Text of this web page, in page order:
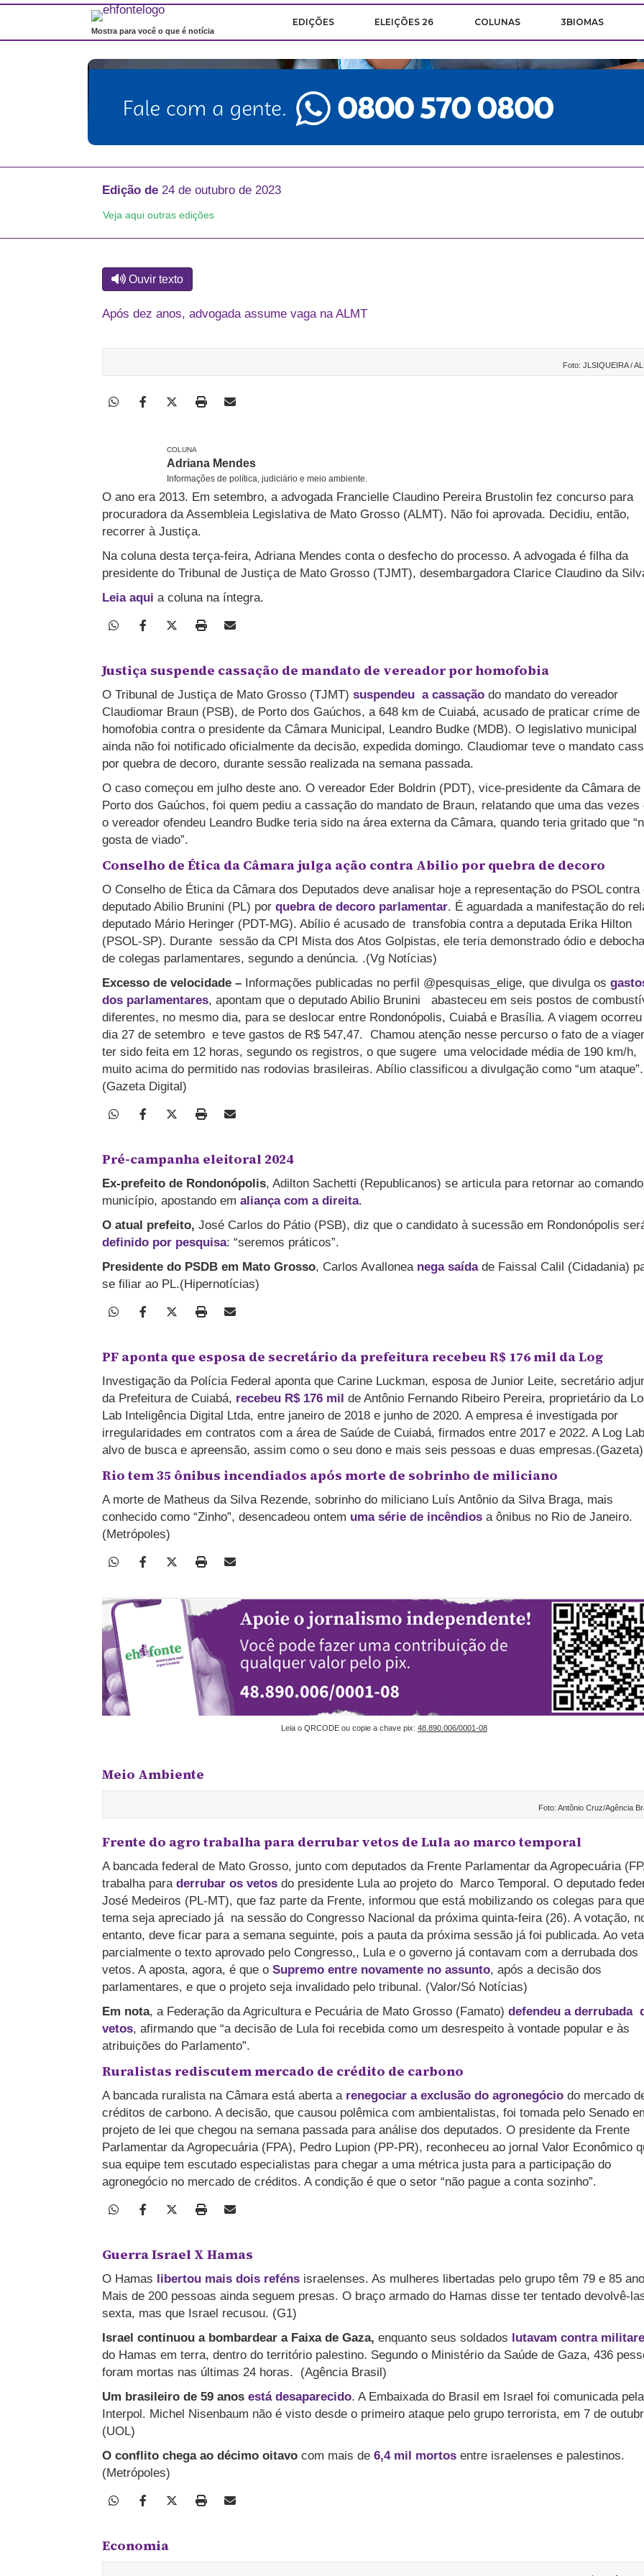
Mostra para você o que é notícia
EDIÇÕES ELEIÇÕES 26 COLUNAS 3BIOMAS
Edição de 24 de outubro de 2023
Veja aqui outras edições
Ouvir texto
Após dez anos, advogada assume vaga na ALMT
Foto: JLSIQUEIRA /
COLUNA
Adriana Mendes
Informações de política, judiciário e meio ambiente.
O ano era 2013. Em setembro, a advogada Francielle Claudino Pereira Brustolin fez concurso para
procuradora da Assembleia Legislativa de Mato Grosso (ALMT). Não foi aprovada. Decidiu, então,
recorrer à Justiça.
Na coluna desta terça-feira, Adriana Mendes conta o desfecho do processo. A advogada é filha da
presidente do Tribunal de Justiça de Mato Grosso (TJMT), desembargadora Clarice Claudino da
Leia aqui a coluna na íntegra.
Justiça suspende cassação de mandato de vereador por homofobia
O Tribunal de Justiça de Mato Grosso (TJMT) suspendeu a cassação do mandato do vereador
Claudiomar Braun (PSB), de Porto dos Gaúchos, a 648 km de Cuiabá, acusado de praticar crime de
homofobia contra o presidente da Câmara Municipal, Leandro Budke (MDB). O legislativo municipal
ainda não foi notificado oficialmente da decisão, expedida domingo. Claudiomar teve o mandato
por quebra de decoro, durante sessão realizada na semana passada.
O caso começou em julho deste ano. O vereador Eder Boldrin (PDT), vice-presidente da Câmara de
Porto dos Gaúchos, foi quem pediu a cassação do mandato de Braun, relatando que uma das vezes
o vereador ofendeu Leandro Budke teria sido na área externa da Câmara, quando teria gritado que
gosta de viado”.
Conselho de Ética da Câmara julga ação contra Abilio por quebra de decoro
O Conselho de Ética da Câmara dos Deputados deve analisar hoje a representação do PSOL contra
deputado Abilio Brunini (PL) por quebra de decoro parlamentar. É aguardada a manifestação do
deputado Mário Heringer (PDT-MG). Abílio é acusado de transfobia contra a deputada Erika Hilton
(PSOL-SP). Durante sessão da CPI Mista dos Atos Golpistas, ele teria demonstrado ódio e
de colegas parlamentares, segundo a denúncia. .(Vg Notícias)
Excesso de velocidade – Informações publicadas no perfil @pesquisas_elige, que divulga os
dos parlamentares, apontam que o deputado Abilio Brunini abasteceu em seis postos de
diferentes, no mesmo dia, para se deslocar entre Rondonópolis, Cuiabá e Brasília. A viagem
dia 27 de setembro e teve gastos de R$ 547,47. Chamou atenção nesse percurso o fato de a
ter sido feita em 12 horas, segundo os registros, o que sugere uma velocidade média de 190 km/h,
muito acima do permitido nas rodovias brasileiras. Abílio classificou a divulgação como “um ataque”.
(Gazeta Digital)
Pré-campanha eleitoral 2024
Ex-prefeito de Rondonópolis, Adilton Sachetti (Republicanos) se articula para retornar ao
município, apostando em aliança com a direita.
O atual prefeito, José Carlos do Pátio (PSB), diz que o candidato à sucessão em Rondonópolis
definido por pesquisa: “seremos práticos”.
Presidente do PSDB em Mato Grosso, Carlos Avallonea nega saídade Faissal Calil (Cidadania)
se filiar ao PL.(Hipernotícias)
PF aponta que esposa de secretário da prefeitura recebeu R$ 176 mil da Log
Investigação da Polícia Federal aponta que Carine Luckman, esposa de Junior Leite, secretário
da Prefeitura de Cuiabá, recebeu R$ 176 mil de Antônio Fernando Ribeiro Pereira, proprietário da
Lab Inteligência Digital Ltda, entre janeiro de 2018 e junho de 2020. A empresa é investigada por
irregularidades em contratos com a área de Saúde de Cuiabá, firmados entre 2017 e 2022. A Log
alvo de busca e apreensão, assim como o seu dono e mais seis pessoas e duas empresas.(Gazeta)
Rio tem 35 ônibus incendiados após morte de sobrinho de miliciano
A morte de Matheus da Silva Rezende, sobrinho do miliciano Luís Antônio da Silva Braga, mais
conhecido como “Zinho”, desencadeou ontem uma série de incêndios a ônibus no Rio de Janeiro.
(Metrópoles)
Leia o QRCODE ou copie a chave pix: 48.890.006/0001-08
Meio Ambiente
Foto: Antônio Cruz/Agência
Frente do agro trabalha para derrubar vetos de Lula ao marco temporal
A bancada federal de Mato Grosso, junto com deputados da Frente Parlamentar da Agropecuária
trabalha para derrubar os vetos do presidente Lula ao projeto do Marco Temporal. O deputado
José Medeiros (PL-MT), que faz parte da Frente, informou que está mobilizando os colegas para
tema seja apreciado já na sessão do Congresso Nacional da próxima quinta-feira (26). A votação,
entanto, deve ficar para a semana seguinte, pois a pauta da próxima sessão já foi publicada. Ao
parcialmente o texto aprovado pelo Congresso,, Lula e o governo já contavam com a derrubada dos
vetos. A aposta, agora, é que o Supremo entre novamente no assunto, após a decisão dos
parlamentares, e que o projeto seja invalidado pelo tribunal. (Valor/Só Notícias)
Em nota, a Federação da Agricultura e Pecuária de Mato Grosso (Famato) defendeu a derrubada
vetos, afirmando que “a decisão de Lula foi recebida como um desrespeito à vontade popular e às
atribuições do Parlamento”.
Ruralistas rediscutem mercado de crédito de carbono
A bancada ruralista na Câmara está aberta a renegociar a exclusão do agronegócio do mercado
créditos de carbono. A decisão, que causou polêmica com ambientalistas, foi tomada pelo Senado
projeto de lei que chegou na semana passada para análise dos deputados. O presidente da Frente
Parlamentar da Agropecuária (FPA), Pedro Lupion (PP-PR), reconheceu ao jornal Valor Econômico
sua equipe tem escutado especialistas para chegar a uma métrica justa para a participação do
agronegócio no mercado de créditos. A condição é que o setor “não pague a conta sozinho”.
Guerra Israel X Hamas
O Hamas libertou mais dois reféns israelenses. As mulheres libertadas pelo grupo têm 79 e 85
Mais de 200 pessoas ainda seguem presas. O braço armado do Hamas disse ter tentado devolvê-
sexta, mas que Israel recusou. (G1)
Israel continuou a bombardear a Faixa de Gaza, enquanto seus soldados
lutavam contra
do Hamas em terra, dentro do território palestino. Segundo o Ministério da Saúde de Gaza, 436
foram mortas nas últimas 24 horas. (Agência Brasil)
Um brasileiro de 59 anos está desaparecido. A Embaixada do Brasil em Israel foi comunicada pela
Interpol. Michel Nisenbaum não é visto desde o primeiro ataque pelo grupo terrorista, em 7 de
(UOL)
O conflito chega ao décimo oitavo com mais de 6,4 mil mortos entre israelenses e palestinos.
(Metrópoles)
Economia